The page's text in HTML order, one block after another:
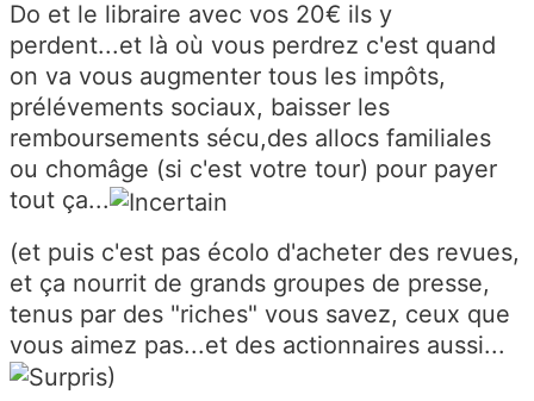
Do et le libraire avec vos 20€ ils y
perdent...et là où vous perdrez c'est quand
on va vous augmenter tous les impôts,
prélévements sociaux, baisser les
remboursements sécu,des allocs familiales
ou chomâge (si c'est votre tour) pour payer
tout ça...
(et puis c'est pas écolo d'acheter des revues,
et ça nourrit de grands groupes de presse,
tenus par des "riches" vous savez, ceux que
vous aimez pas...et des actionnaires aussi...
)